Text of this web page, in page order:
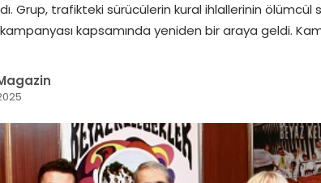
Grup, trafikteki sürücülerin kural ihlallerinin ölümcül
kapsamında yeniden bir araya geldi.